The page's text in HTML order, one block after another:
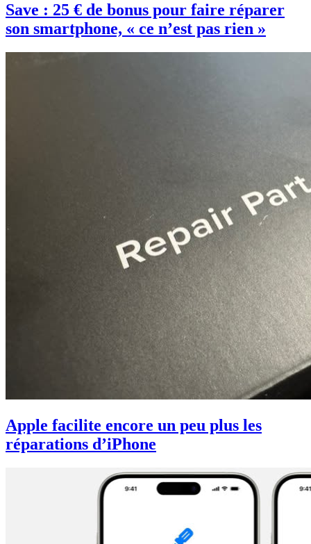
Save : 25 € de bonus pour faire réparer
son smartphone, « ce n’est pas rien »
Apple facilite encore un peu plus les
réparations d’iPhone